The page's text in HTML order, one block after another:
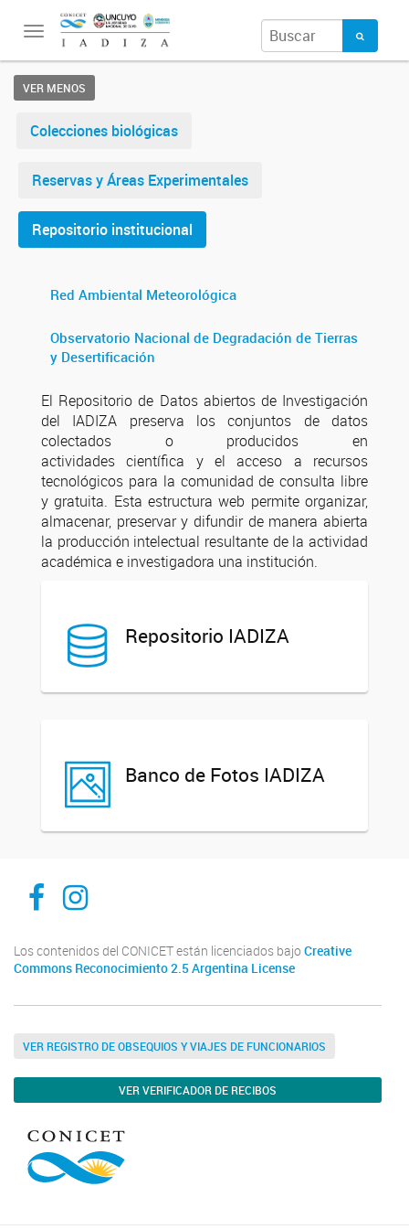
Toggle
navigation
VER MENOS
Colecciones biológicas
Reservas y Áreas Experimentales
Repositorio institucional
Red Ambiental Meteorológica
Observatorio Nacional de Degradación de Tierras
y Desertificación
El Repositorio de Datos abiertos de Investigación
del IADIZA preserva los conjuntos de datos
colectados o producidos en
actividades científica y el acceso a recursos
tecnológicos para la comunidad de consulta libre
y gratuita. Esta estructura web permite organizar,
almacenar, preservar y difundir de manera abierta
la producción intelectual resultante de la actividad
académica e investigadora una institución.
Repositorio IADIZA
Banco de Fotos IADIZA
Facebook
Instagram
Los contenidos del CONICET están licenciados bajo Creative
Commons Reconocimiento 2.5 Argentina License
VER REGISTRO DE OBSEQUIOS Y VIAJES DE FUNCIONARIOS
VER VERIFICADOR DE RECIBOS